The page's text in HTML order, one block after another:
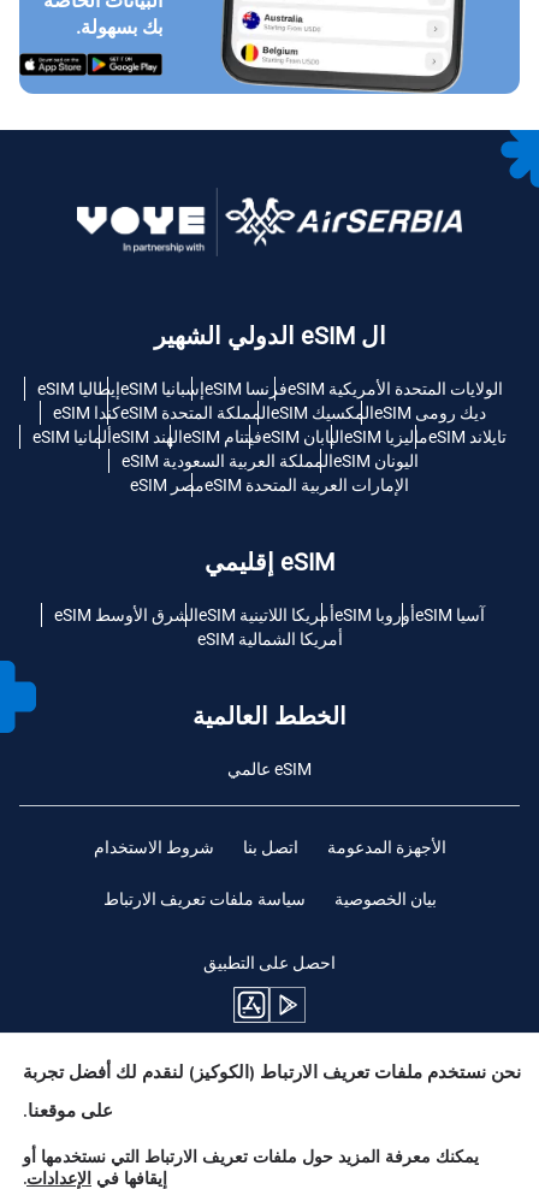
بك بسهولة.
ال eSIM الدولي الشهير
الولايات المتحدة الأمريكية eSIM فرنسا eSIM إسبانيا eSIM
إيطاليا eSIM
ديك رومى eSIM
المكسيك eSIM المملكة المتحدة eSIM
كندا eSIM
تايلاند eSIM
ماليزيا eSIM اليابان eSIM فيتنام eSIM الهند eSIM
ألمانيا eSIM
اليونان eSIM
المملكة العربية السعودية eSIM
الإمارات العربية المتحدة eSIM
مصر eSIM
eSIM إقليمي
آسيا eSIM أوروبا eSIM أمريكا اللاتينية eSIM
الشرق الأوسط eSIM
أمريكا الشمالية eSIM
الخطط العالمية
eSIM عالمي
الأجهزة المدعومة اتصل بنا شروط الاستخدام
بيان الخصوصية سياسة ملفات تعريف الارتباط
احصل على التطبيق
ابقوا متابعين
نحن نستخدم ملفات تعريف الارتباط (الكوكيز) لنقدم لك أفضل تجربة
على موقعنا.
يمكنك معرفة المزيد حول ملفات تعريف الارتباط التي نستخدمها أو
إيقافها في الإعدادات.